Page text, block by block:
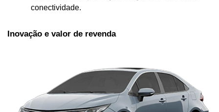
conectividade.
Inovação e valor de revenda